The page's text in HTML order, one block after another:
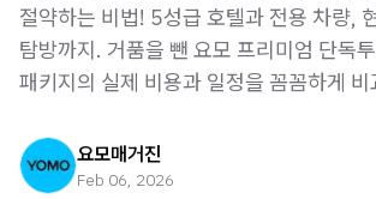
절약하는 비법! 5성급 호텔과 전용 차량,
탐방까지. 거품을 뺀 요모 프리미엄 단독
패키지의 실제 비용과 일정을 꼼꼼하게
요모매거진
Feb 06, 2026